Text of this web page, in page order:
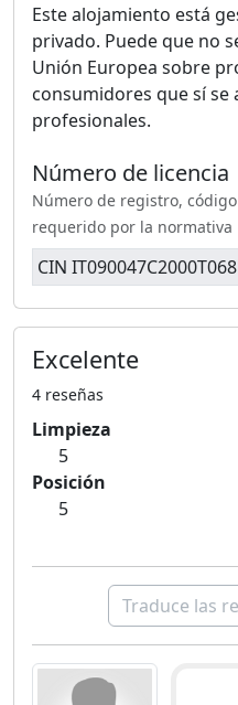
Por favor, contáctenme
el calendario podría no
¡Les damos una cálida
hogar!
Marta y Daniele
Número de licencia legal:
CIN _IT090047C2000T0681
Este alojamiento está
privado. Puede que no
Unión Europea sobre
consumidores que sí
profesionales.
Número de licencia
Número de registro,
requerido por la normativa
CIN
Excelente
4 reseñas
Limpieza
5
Posición
5
Traduce las